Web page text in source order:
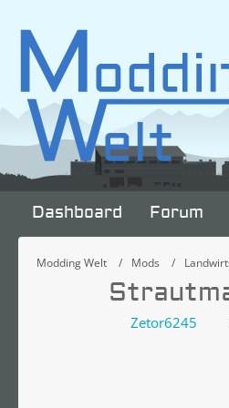
Dashboard Forum
Modding Welt Mods
Zetor6245